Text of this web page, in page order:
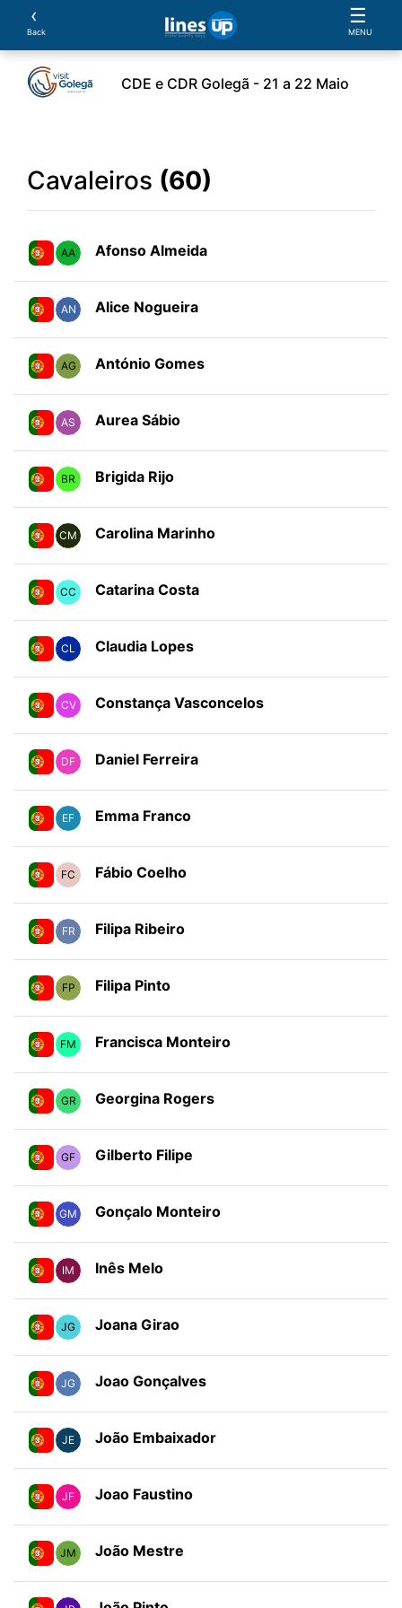
‹
Back
☰
MENU
CDE e CDR Golegã - 21 a 22 Maio
Cavaleiros (60)
AA Afonso Almeida
AN Alice Nogueira
AG António Gomes
AS Aurea Sábio
BR Brigida Rijo
CM Carolina Marinho
CC Catarina Costa
CL Claudia Lopes
CV Constança Vasconcelos
DF Daniel Ferreira
EF Emma Franco
FC Fábio Coelho
FR Filipa Ribeiro
FP Filipa Pinto
FM Francisca Monteiro
GR Georgina Rogers
GF Gilberto Filipe
GM Gonçalo Monteiro
IM Inês Melo
JG Joana Girao
JG Joao Gonçalves
JE João Embaixador
JF Joao Faustino
JM João Mestre